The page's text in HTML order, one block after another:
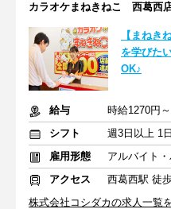
カラオケまねきねこ 西葛西店
【まねき
を学びた
OK♪
給与
シフト
雇用形態
アルバイト・
アクセス
西葛西駅 徒
株式会社コシダカの求人一覧